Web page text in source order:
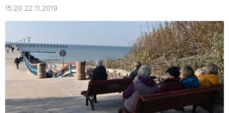
15:20 22.11.2019